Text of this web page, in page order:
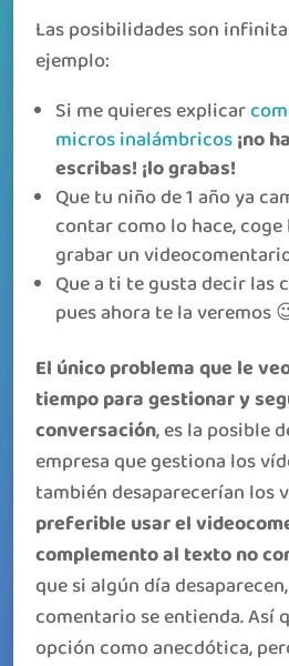
Las posibilidades son
ejemplo:
Si me quieres explicar
micros inalámbricos¡no
escribas! ¡lo grabas!
Que tu niño de 1 año ya
contar como lo hace, coge
grabar un
Que a ti te gusta decir las
pues ahora te la veremos
El único problema que le
tiempo para gestionar y
conversación, es la posible
empresa que gestiona los
también desaparecerían los
preferible usar el
complemento al texto no
que si algún día
comentario se entienda. Así
opción como anecdótica,